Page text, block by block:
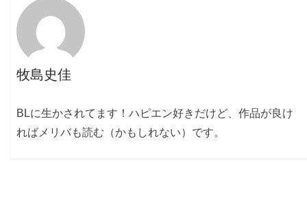
牧島史佳
BLに生かされてます！ハピエン好きだけど、作品が良け
ればメリバも読む（かもしれない）です。